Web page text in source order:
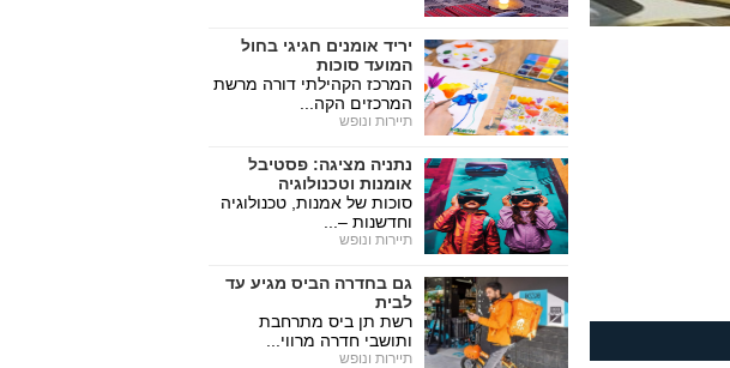
יריד אומנים חגיגי בחול
המועד סוכות
המרכז הקהילתי דורה מרשת
המרכזים הקה...
תיירות ונופש
נתניה מציגה: פסטיבל
אומנות וטכנולוגיה
סוכות של אמנות, טכנולוגיה
וחדשנות –...
תיירות ונופש
גם בחדרה הביס מגיע עד
לבית
רשת תן ביס מתרחבת
ותושבי חדרה מרווי...
תיירות ונופש